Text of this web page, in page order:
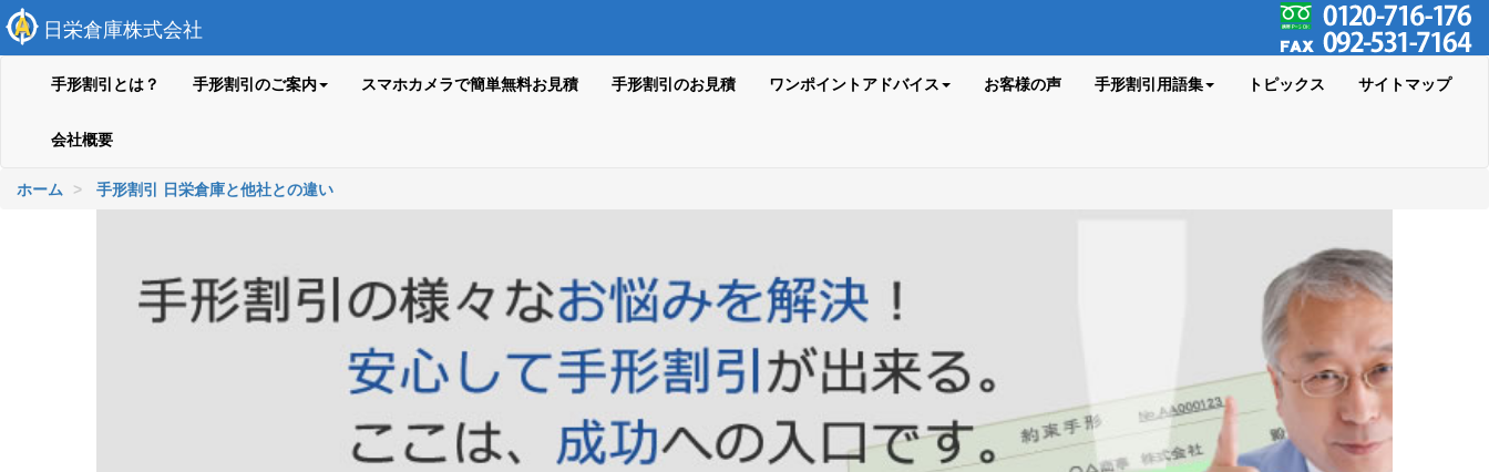
日栄倉庫株式会社
手形割引とは？ 手形割引のご案内 スマホカメラで簡単無料お見積 手形割引のお見積 ワンポイントアドバイス お客様の声 手形割引用語集 トピックス サイトマップ
会社概要
ホーム 手形割引 日栄倉庫と他社との違い